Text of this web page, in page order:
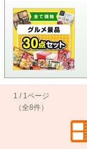
1 / 1ページ
（全8件）